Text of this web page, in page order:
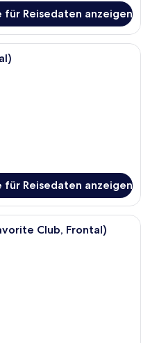
für Reisedaten anzeigen
Meerblick (Frontal) |
für Reisedaten anzeigen
Meerblick (My
Club, Frontal)